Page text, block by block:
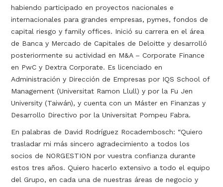
habiendo participado en proyectos nacionales e
internacionales para grandes empresas, pymes, fondos de
capital riesgo y family offices. Inició su carrera en el área
de Banca y Mercado de Capitales de Deloitte y desarrolló
posteriormente su actividad en M&A – Corporate Finance
en PwC y Dextra Corporate. Es licenciado en
Administración y Dirección de Empresas por IQS School of
Management (Universitat Ramon Llull) y por la Fu Jen
University (Taiwán), y cuenta con un Máster en Finanzas y
Desarrollo Directivo por la Universitat Pompeu Fabra.
En palabras de David Rodríguez Rocadembosch: “Quiero
trasladar mi más sincero agradecimiento a todos los
socios de NORGESTION por vuestra confianza durante
estos tres años. Quiero hacerlo extensivo a todo el equipo
del Grupo, en cada una de nuestras áreas de negocio y